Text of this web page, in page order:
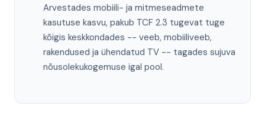
Arvestades mobiili- ja mitmeseadmete
kasutuse kasvu, pakub TCF 2.3 tugevat tuge
kõigis keskkondades -- veeb, mobiiliveeb,
rakendused ja ühendatud TV -- tagades sujuva
nõusolekukogemuse igal pool.